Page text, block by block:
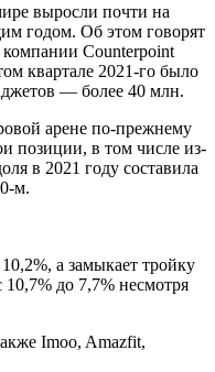
выросли почти на
годом. Об этом говорят
компании Counterpoint
квартале 2021-го было
— более 40 млн.
арене по-прежнему
позиции, в том числе из-
в 2021 году составила
м.
а замыкает тройку
до 7,7% несмотря
Imoo, Amazfit,